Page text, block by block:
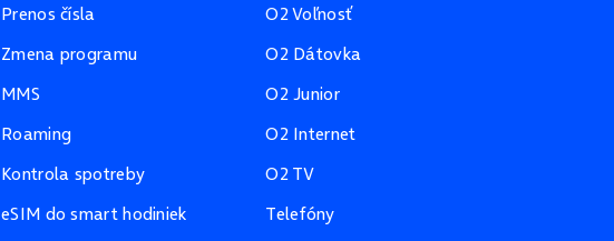
Prenos čísla
Zmena programu
MMS
Roaming
Kontrola spotreby
eSIM do smart hodiniek
O2 Voľnosť
O2 Dátovka
O2 Junior
O2 Internet
O2 TV
Telefóny